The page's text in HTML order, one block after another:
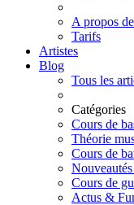
A propos
Tarifs
Artistes
Blog
Tous les
Catégories
Cours de
Théorie
Cours de
Cours de
Actus &